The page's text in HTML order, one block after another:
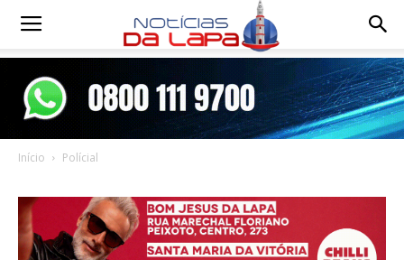
Notícias
Início Polícial